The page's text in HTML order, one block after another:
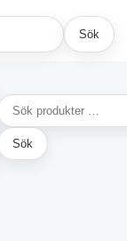
Sök
Sök
Sök